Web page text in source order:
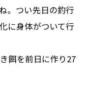
。つい先日の釣行
に身体がついて行
餌を前日に作り27